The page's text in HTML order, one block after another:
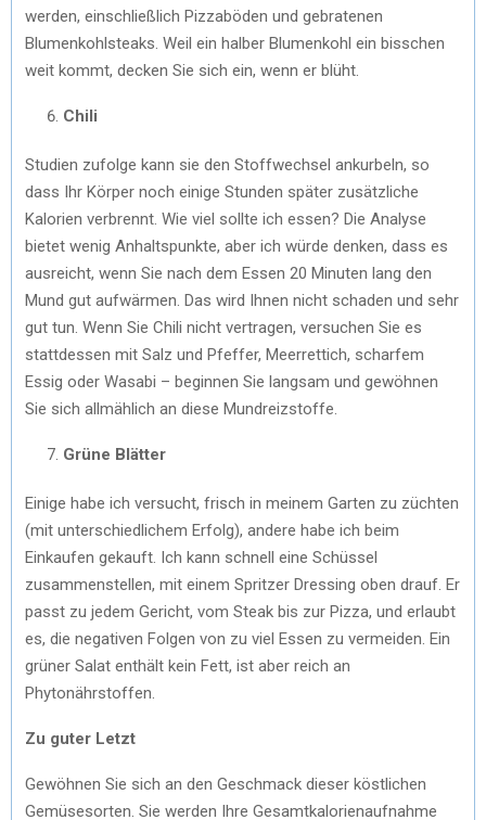
werden, einschließlich Pizzaböden und gebratenen
Blumenkohlsteaks. Weil ein halber Blumenkohl ein bisschen
weit kommt, decken Sie sich ein, wenn er blüht.
Chili
Studien zufolge kann sie den Stoffwechsel ankurbeln, so
dass Ihr Körper noch einige Stunden später zusätzliche
Kalorien verbrennt. Wie viel sollte ich essen? Die Analyse
bietet wenig Anhaltspunkte, aber ich würde denken, dass es
ausreicht, wenn Sie nach dem Essen 20 Minuten lang den
Mund gut aufwärmen. Das wird Ihnen nicht schaden und sehr
gut tun. Wenn Sie Chili nicht vertragen, versuchen Sie es
stattdessen mit Salz und Pfeffer, Meerrettich, scharfem
Essig oder Wasabi – beginnen Sie langsam und gewöhnen
Sie sich allmählich an diese Mundreizstoffe.
Grüne Blätter
Einige habe ich versucht, frisch in meinem Garten zu züchten
(mit unterschiedlichem Erfolg), andere habe ich beim
Einkaufen gekauft. Ich kann schnell eine Schüssel
zusammenstellen, mit einem Spritzer Dressing oben drauf. Er
passt zu jedem Gericht, vom Steak bis zur Pizza, und erlaubt
es, die negativen Folgen von zu viel Essen zu vermeiden. Ein
grüner Salat enthält kein Fett, ist aber reich an
Phytonährstoffen.
Zu guter Letzt
Gewöhnen Sie sich an den Geschmack dieser köstlichen
Gemüsesorten. Sie werden Ihre Gesamtkalorienaufnahme